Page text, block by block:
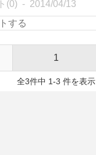
(0) 2014/04/13
1
全3件中 1-3 件を表示